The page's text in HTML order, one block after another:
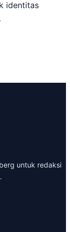
identitas
untuk redaksi